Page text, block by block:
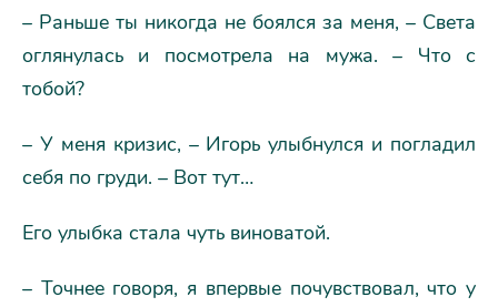
– Раньше ты никогда не боялся за меня, – Света
оглянулась и посмотрела на мужа. – Что с
тобой?
– У меня кризис, – Игорь улыбнулся и погладил
себя по груди. – Вот тут…
Его улыбка стала чуть виноватой.
– Точнее говоря, я впервые почувствовал, что у